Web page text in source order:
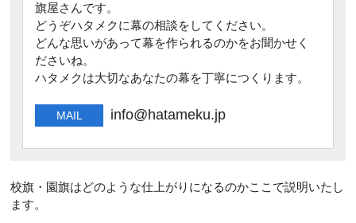
旗屋さんです。
どうぞハタメクに幕の相談をしてください。
どんな思いがあって幕を作られるのかをお聞かせく
ださいね。
ハタメクは大切なあなたの幕を丁寧につくります。
MAIL
校旗・園旗はどのような仕上がりになるのかここで説明いたし
ます。